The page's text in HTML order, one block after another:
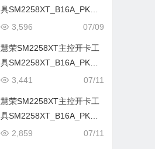
具SM2258XT_B16A_PKGQ
0816B_FWQ0816C01 07/09
3,596
慧荣SM2258XT主控开卡工
具SM2258XT_B16A_PKGQ
1124A_FWQ1115A0
07/11
3,441
慧荣SM2258XT主控开卡工
具SM2258XT_B16A_PKGQ
1024B_FWQ0922A0
07/11
2,859